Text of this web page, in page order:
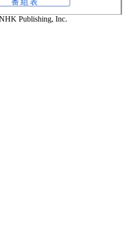
番組表
Publishing, Inc.